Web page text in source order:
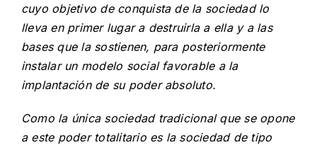
cuyo objetivo de conquista de la sociedad lo
lleva en primer lugar a destruirla a ella y a las
bases que la sostienen, para posteriormente
instalar un modelo social favorable a la
implantación de su poder absoluto.
Como la única sociedad tradicional que se opone
a este poder totalitario es la sociedad de tipo